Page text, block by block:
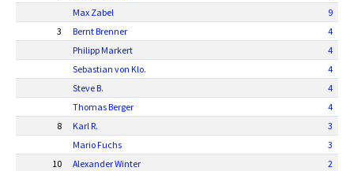
Max Zabel
9
3
Bernt Brenner
4
Philipp Markert
4
Sebastian von Klo.
4
Steve B.
4
Thomas Berger
4
8
Karl R.
3
Mario Fuchs
3
10
Alexander Winter
2